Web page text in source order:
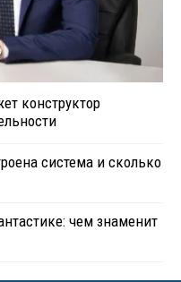
конструктор
система и сколько
чем знаменит